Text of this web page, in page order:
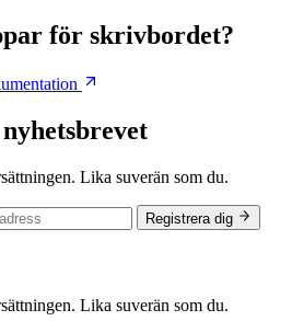
för skrivbordet?
Lika suverän som du.
Registrera dig
Lika suverän som du.